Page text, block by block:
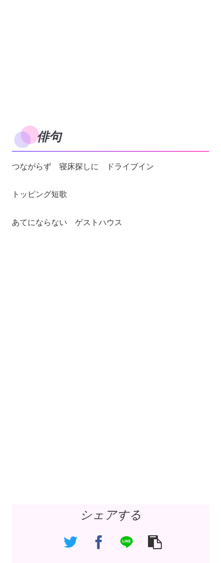
俳句
つながらず 寝床探しに ドライブイン
トッピング短歌
あてにならない ゲストハウス
シェアする